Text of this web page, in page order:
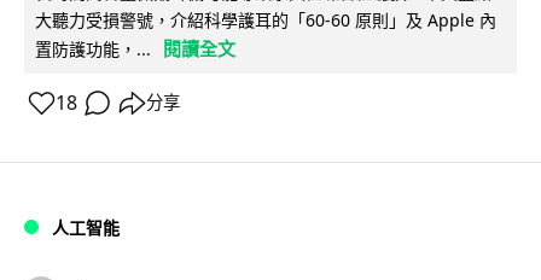
大聽力受損警號，介紹科學護耳的「60-60 原則」及 Apple 內
置防護功能，...
閱讀全文
18 分享
人工智能